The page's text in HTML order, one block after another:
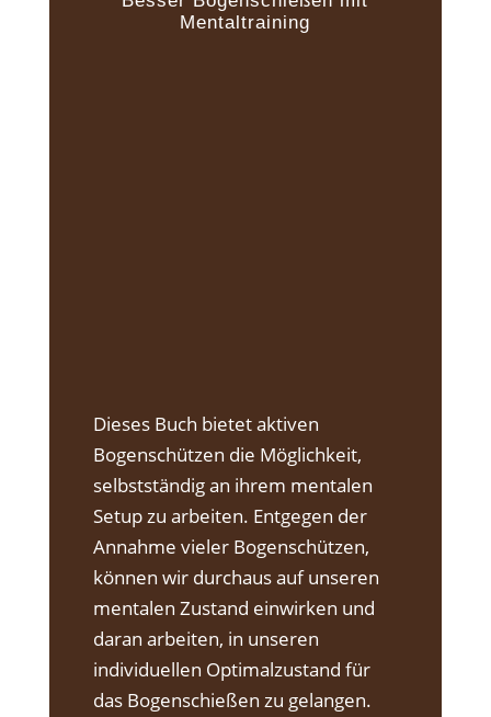
Mentaltraining
Dieses Buch bietet aktiven
Bogenschützen die Möglichkeit,
selbstständig an ihrem mentalen
Setup zu arbeiten. Entgegen der
Annahme vieler Bogenschützen,
können wir durchaus auf unseren
mentalen Zustand einwirken und
daran arbeiten, in unseren
individuellen Optimalzustand für
das Bogenschießen zu gelangen.